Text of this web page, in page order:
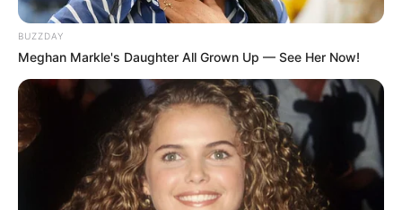
BUZZDAY
Meghan Markle's Daughter All Grown Up — See Her Now!